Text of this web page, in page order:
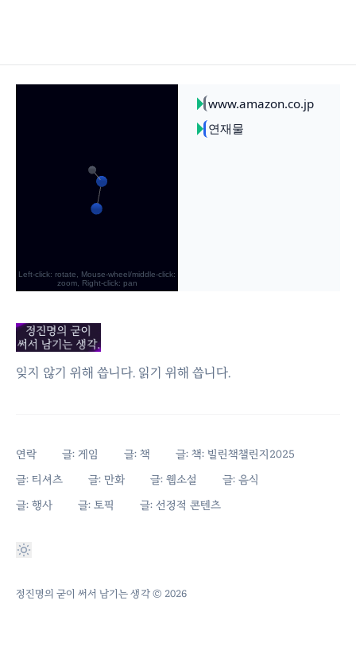
잊지 않기 위해 씁니다. 읽기 위해 씁니다.
연락 글: 게임 글: 책
글: 책: 빌린책챌린지2025
글: 티셔츠
글: 만화 글: 웹소설
글: 음식
글: 행사
글: 토픽 글: 선정적 콘텐츠
정진명의 굳이 써서 남기는 생각© 2026